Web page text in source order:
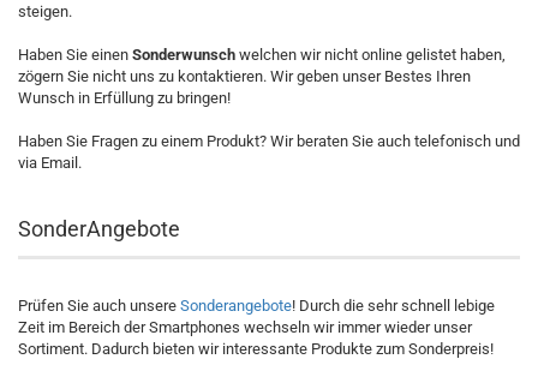
steigen.
Haben Sie einen Sonderwunsch welchen wir nicht online gelistet haben,
zögern Sie nicht uns zu kontaktieren. Wir geben unser Bestes Ihren
Wunsch in Erfüllung zu bringen!
Haben Sie Fragen zu einem Produkt? Wir beraten Sie auch telefonisch und
via Email.
SonderAngebote
Prüfen Sie auch unsere Sonderangebote! Durch die sehr schnell lebige
Zeit im Bereich der Smartphones wechseln wir immer wieder unser
Sortiment. Dadurch bieten wir interessante Produkte zum Sonderpreis!